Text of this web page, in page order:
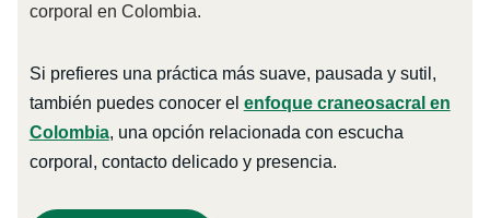
corporal en Colombia.
Si prefieres una práctica más suave, pausada y sutil,
también puedes conocer el enfoque craneosacral en
Colombia, una opción relacionada con escucha
corporal, contacto delicado y presencia.